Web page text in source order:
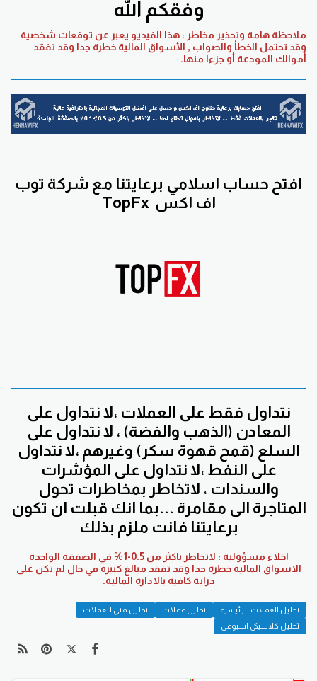
وفقكم الله
ملاحظة هامة وتحذير مخاطر : هذا الفيديو يعبر عن توقعات شخصية
وقد تحتمل الخطأ والصواب , الأسواق المالية خطرة جدا وقد تفقد
أموالك المودعة أو جزءا منها.
افتح حساب اسلامي برعايتنا مع شركة توب
اف اكس TopFx
نتداول فقط على العملات ،لا نتداول على
المعادن (الذهب والفضة) ، لا نتداول على
السلع (قمح قهوة سكر) وغيرهم ،لا نتداول
على النفط ،لا نتداول على المؤشرات
والسندات ، لاتخاطر بمخاطرات تحول
المتاجرة الى مقامرة ...بما انك قبلت ان تكون
برعايتنا فانت ملزم بذلك
اخلاء مسؤولية : لاتخاطر باكثر من 0.5-1% في الصفقه الواحده
الاسواق المالية خطرة جدا وقد تفقد مبالغ كبيره في حال لم تكن على
دراية كافية بالادارة المالية.
تحليل العملات الرئيسية تحليل عملات
تحليل فني للعملات
تحليل كلاسيكي اسبوعي